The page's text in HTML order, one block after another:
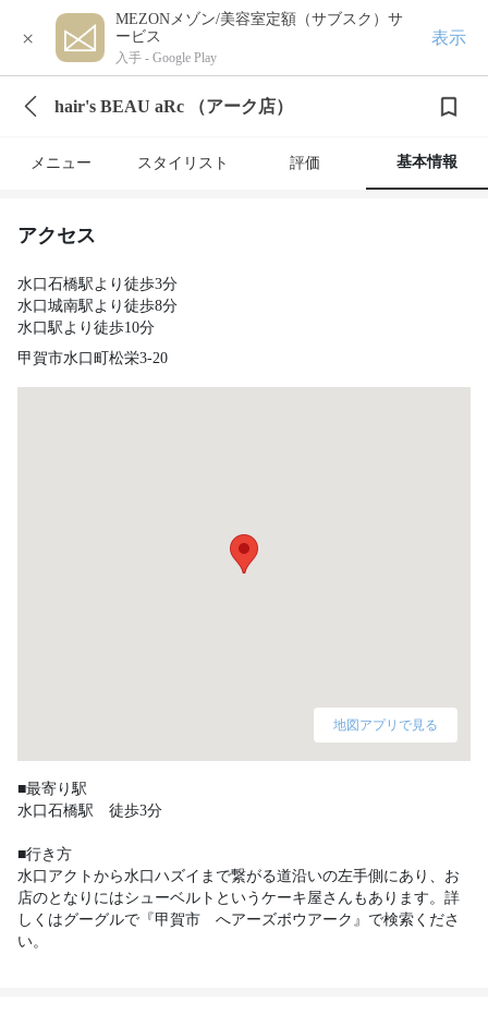
×
MEZONメゾン/美容室定額（サブスク）サ
ービス
入手 - Google Play
表示
hair's BEAU aRc （アーク店）
メニュー スタイリスト 評価 基本情報
アクセス
水口石橋駅より徒歩3分
水口城南駅より徒歩8分
水口駅より徒歩10分
甲賀市水口町松栄3-20
地図アプリで見る
■最寄り駅
水口石橋駅　徒歩3分
■行き方
水口アクトから水口ハズイまで繋がる道沿いの左手側にあり、お
店のとなりにはシューベルトというケーキ屋さんもあります。詳
しくはグーグルで『甲賀市　へアーズボウアーク』で検索くださ
い。